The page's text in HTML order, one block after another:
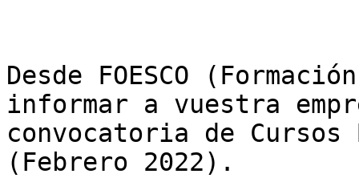
Desde FOESCO
informar a vuestra
convocatoria de
(Febrero 2022).